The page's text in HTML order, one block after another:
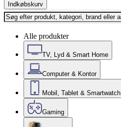
Indkøbskurv
Alle produkter
TV, Lyd & Smart Home
Computer & Kontor
Mobil, Tablet & Smartwatch
Gaming